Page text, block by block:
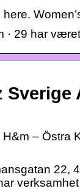
29 har
Sverige
– Östra
22,